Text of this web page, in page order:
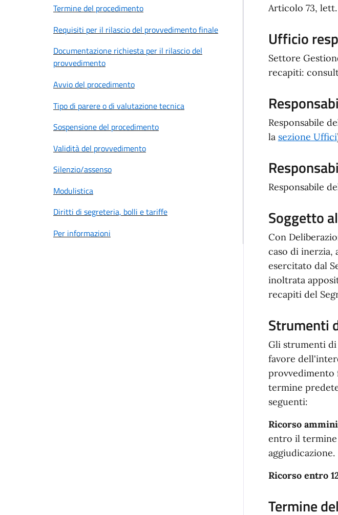
Termine del procedimento
Requisiti per il rilascio del provvedimento finale
Documentazione richiesta per il rilascio del
provvedimento
Avvio del procedimento
Tipo di parere o di valutazione tecnica
Sospensione del procedimento
Validità del provvedimento
Silenzio/assenso
Modulistica
Diritti di segreteria, bolli e tariffe
Per informazioni
Articolo 73,
Ufficio
Settore
recapiti:
Responsabile
la sezione Uffici
Responsabile
Soggetto
Con
caso di inerzia,
esercitato dal
inoltrata
recapiti del
Strumenti
Gli strumenti
favore
provvedimento
termine
seguenti:
Ricorso
entro il termine
aggiudicazione.
Ricorso entro
Termine